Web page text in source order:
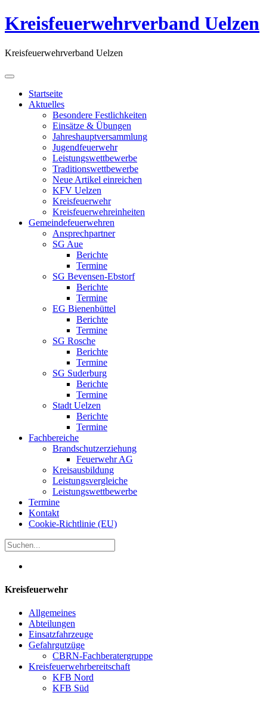
Kreisfeuerwehrverband Uelzen
Kreisfeuerwehrverband Uelzen
Startseite
Aktuelles
Besondere Festlichkeiten
Einsätze & Übungen
Jahreshauptversammlung
Jugendfeuerwehr
Leistungswettbewerbe
Traditionswettbewerbe
Neue Artikel einreichen
KFV Uelzen
Kreisfeuerwehr
Kreisfeuerwehreinheiten
Gemeindefeuerwehren
Ansprechpartner
SG Aue
Berichte
Termine
SG Bevensen-Ebstorf
Berichte
Termine
EG Bienenbüttel
Berichte
Termine
SG Rosche
Berichte
Termine
SG Suderburg
Berichte
Termine
Stadt Uelzen
Berichte
Termine
Fachbereiche
Brandschutzerziehung
Feuerwehr AG
Kreisausbildung
Leistungsvergleiche
Leistungswettbewerbe
Termine
Kontakt
Cookie-Richtlinie (EU)
Kreisfeuerwehr
Allgemeines
Abteilungen
Einsatzfahrzeuge
Gefahrgutzüge
CBRN-Fachberatergruppe
Kreisfeuerwehrbereitschaft
KFB Nord
KFB Süd